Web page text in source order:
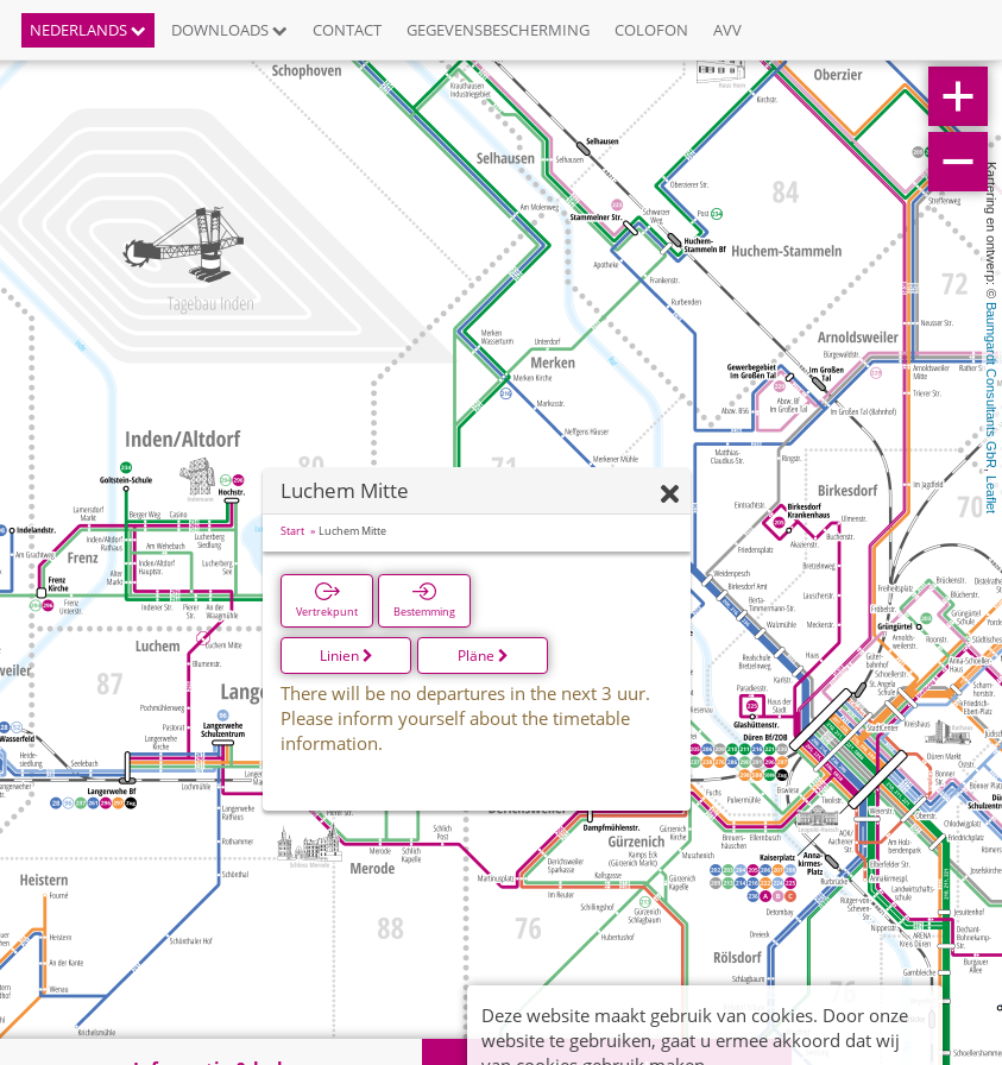
NEDERLANDS DOWNLOADS CONTACT GEGEVENSBESCHERMING COLOFON AVV
Kartering en ontwerp: ©
Baumgardt Consultants GbR
,
Leaflet
Luchem Mitte
Start Luchem Mitte
Vertrekpunt Bestemming
Linien Pläne
There will be no departures in the next 3 uur.
Please inform yourself about the timetable
information.
Deze website maakt gebruik van cookies. Door onze
website te gebruiken, gaat u ermee akkoord dat wij